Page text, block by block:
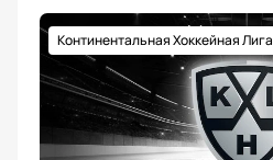
Континентальная Хоккейная Лига